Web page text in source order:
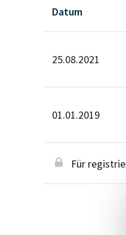
Datum
25.08.2021
01.01.2019
Für